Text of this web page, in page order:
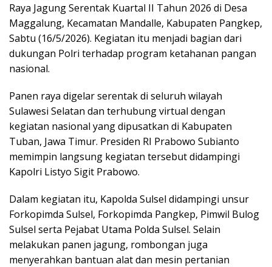
Raya Jagung Serentak Kuartal II Tahun 2026 di Desa
Maggalung, Kecamatan Mandalle, Kabupaten Pangkep,
Sabtu (16/5/2026). Kegiatan itu menjadi bagian dari
dukungan Polri terhadap program ketahanan pangan
nasional.
Panen raya digelar serentak di seluruh wilayah
Sulawesi Selatan dan terhubung virtual dengan
kegiatan nasional yang dipusatkan di Kabupaten
Tuban, Jawa Timur. Presiden RI Prabowo Subianto
memimpin langsung kegiatan tersebut didampingi
Kapolri Listyo Sigit Prabowo.
Dalam kegiatan itu, Kapolda Sulsel didampingi unsur
Forkopimda Sulsel, Forkopimda Pangkep, Pimwil Bulog
Sulsel serta Pejabat Utama Polda Sulsel. Selain
melakukan panen jagung, rombongan juga
menyerahkan bantuan alat dan mesin pertanian